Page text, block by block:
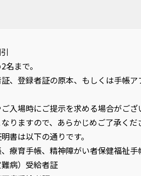
まで。
、登録者証の原本、もしくは手帳ア
入場時にご提示を求める場合がご
りますので、あらかじめご了承くだ
書は以下の通りです。
療育手帳、精神障がい者保健福祉手
病）受給者証